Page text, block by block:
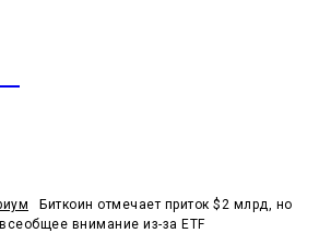
Биткоин отмечает приток $2 млрд, но
внимание из-за ETF